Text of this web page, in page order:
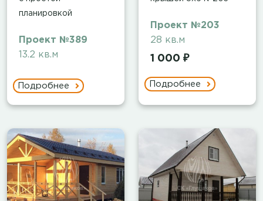
планировкой
Проект №389
13.2 кв.м
Подробнее
Проект №203
28 кв.м
1 000 ₽
Подробнее